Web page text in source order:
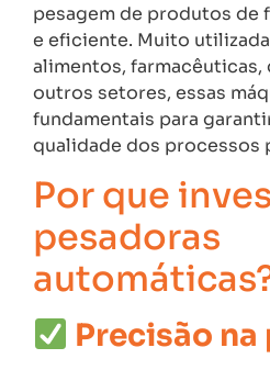
pesagem de produtos de
e eficiente. Muito
alimentos, farmacêuticas,
outros setores, essas
fundamentais para
qualidade dos processos
Por que
pesadoras
Precisão na